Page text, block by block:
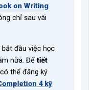
on Writing
chỉ sau vài
bắt đầu việc học
nữa. Đểtiết
thể đăng ký
4 kỹ